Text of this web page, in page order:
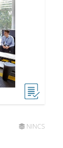
NINCS